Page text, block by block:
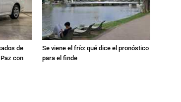
de
con
Se viene el frío: qué dice el pronóstico
para el finde